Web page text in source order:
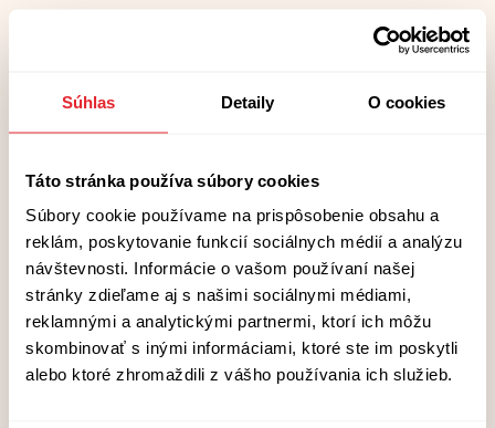
Súhlas Detaily O cookies
Táto stránka používa súbory cookies
Súbory cookie používame na prispôsobenie obsahu a
reklám, poskytovanie funkcií sociálnych médií a analýzu
návštevnosti. Informácie o vašom používaní našej
stránky zdieľame aj s našimi sociálnymi médiami,
reklamnými a analytickými partnermi, ktorí ich môžu
skombinovať s inými informáciami, ktoré ste im poskytli
alebo ktoré zhromaždili z vášho používania ich služieb.
To čo potrebujeme je chcieť.
Ali Smith: Jar
preklad: Kristína Svrčková
ilustrácie: Veronika Klímová